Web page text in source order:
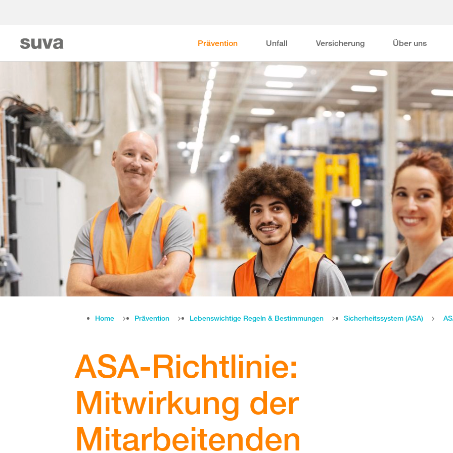
Prävention Unfall Versicherung Über uns
Home Prävention Lebenswichtige Regeln & Bestimmungen Sicherheitssystem (ASA)
ASA-Richtlinie:
Mitwirkung der
Mitarbeitenden